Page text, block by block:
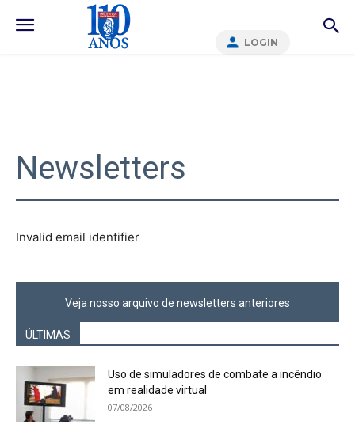
LOGIN
Newsletters
Invalid email identifier
Veja nosso arquivo de newsletters anteriores
ÚLTIMAS
Uso de simuladores de combate a incêndio
em realidade virtual
07/08/2026